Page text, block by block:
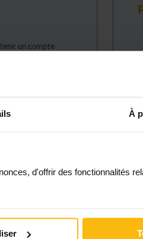
À
d'offrir des fonctionnalités
un compte
organisme. Vos
votre
(réservé aux
(munissez-vous de
lié à cet
Vos